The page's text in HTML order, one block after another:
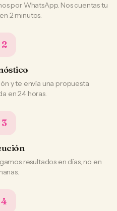
por WhatsApp. Nos cuentas tu
2 minutos.
2
y te envía una propuesta
en 24 horas.
3
resultados en días, no en
4